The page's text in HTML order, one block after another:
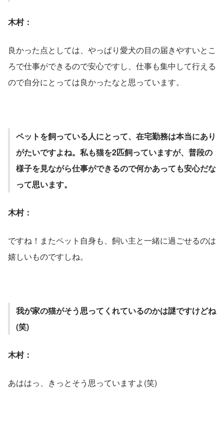
木村：
良かった点としては、やっぱり愛犬の目の届きやすいとこ
ろで仕事ができるので安心ですし、仕事も集中して行える
ので自分にとっては良かったなと思っています。
ペットを飼っている人にとって、在宅勤務は本当にあり
がたいですよね。私も猫を2匹飼っていますが、普段の
様子を見ながら仕事ができるので何かあっても安心だな
って思います。
木村：
ですね！またペット自身も、飼い主と一緒に過ごせるのは
嬉しいものですしね。
我が家の猫がそう思ってくれているのかは謎ですけどね
(笑)
木村：
あははっ、きっとそう思っていますよ(笑)